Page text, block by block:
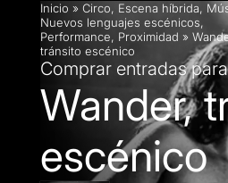
Inicio » Circo, Escena híbrida,
Nuevos lenguajes escénicos,
Performance, Proximidad »
tránsito escénico
Comprar entradas para
Wander,
escénico